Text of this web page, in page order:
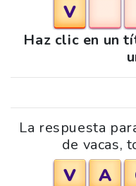
V
Haz clic en un
La respuesta
de vacas,
V A